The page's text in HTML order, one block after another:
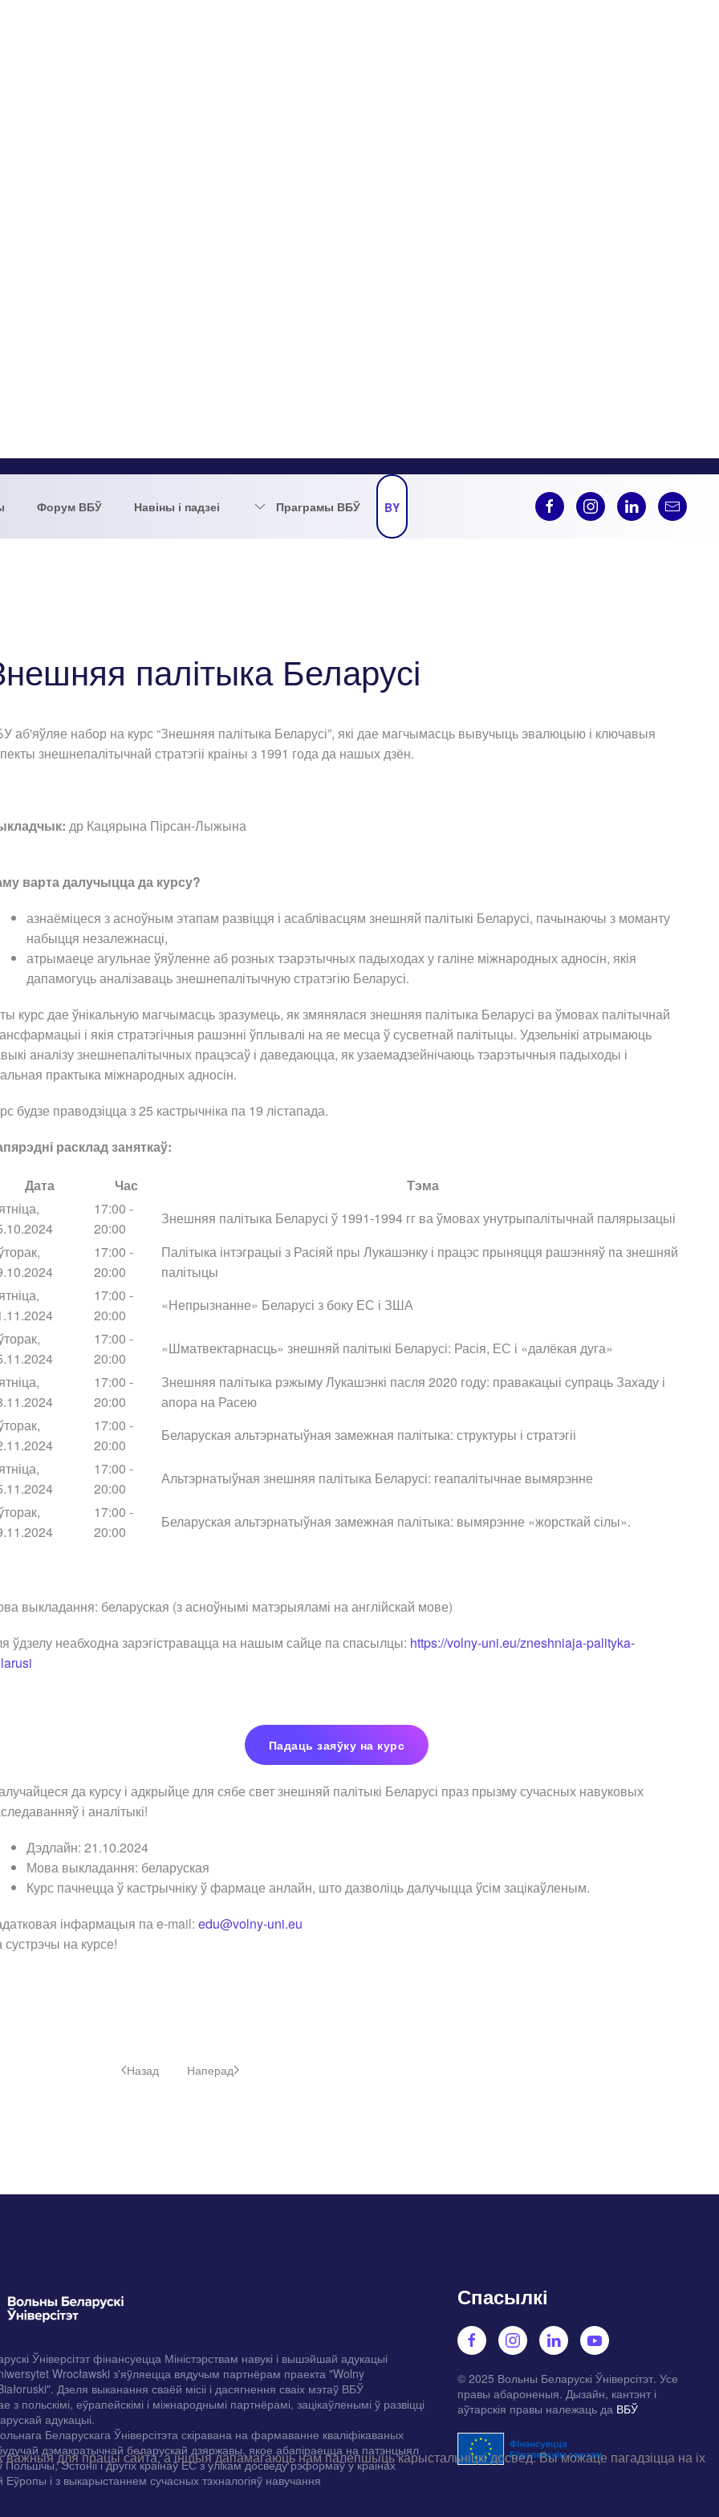
Форум ВБЎ Навіны і падзеі Праграмы ВБЎ BY
палітыка Беларусі
аб'яўляе набор на курс “Знешняя палітыка Беларусі”, які дае магчымасць вывучыць эвалюцыю і ключавыя
знешнепалітычнай стратэгіі краіны з 1991 года да нашых дзён.
др Кацярына Пірсан-Лыжына
варта далучыцца да курсу?
азнаёміцеся з асноўным этапам развіцця і асаблівасцям знешняй палітыкі Беларусі, пачынаючы з моманту
набыцця незалежнасці,
атрымаеце агульнае ўяўленне аб розных тэарэтычных падыходах у галіне міжнародных адносін, якія
дапамогуць аналізаваць знешнепалітычную стратэгію Беларусі.
курс дае ўнікальную магчымасць зразумець, як змянялася знешняя палітыка Беларусі ва ўмовах палітычнай
і якія стратэгічныя рашэнні ўплывалі на яе месца ў сусветнай палітыцы. Удзельнікі атрымаюць
аналізу знешнепалітычных працэсаў і даведаюцца, як узаемадзейнічаюць тэарэтычныя падыходы і
практыка міжнародных адносін.
будзе праводзіцца з 25 кастрычніка па 19 лістапада.
расклад заняткаў:
Дата Час
Тэма
17:00 -
20:00
Знешняя палітыка Беларусі ў 1991-1994 гг ва ўмовах унутрыпалітычнай палярызацыі
17:00 -
20:00
Палітыка інтэграцыі з Расіяй пры Лукашэнку і працэс прыняцця рашэнняў па знешняй
палітыцы
17:00 -
20:00
«Непрызнанне» Беларусі з боку ЕС і ЗША
17:00 -
20:00
«Шматвектарнасць» знешняй палітыкі Беларусі: Расія, ЕС і «далёкая дуга»
17:00 -
20:00
Знешняя палітыка рэжыму Лукашэнкі пасля 2020 году: правакацыі супраць Захаду і
апора на Расею
17:00 -
20:00
Беларуская альтэрнатыўная замежная палітыка: структуры і стратэгіі
17:00 -
20:00
Альтэрнатыўная знешняя палітыка Беларусі: геапалітычнае вымярэнне
17:00 -
20:00
Беларуская альтэрнатыўная замежная палітыка: вымярэнне «жорсткай сілы».
выкладання: беларуская (з асноўнымі матэрыяламі на англійскай мове)
ўдзелу неабходна зарэгістравацца на нашым сайце па спасылцы: https://volny-uni.eu/zneshniaja-palityka-
Падаць заяўку на курс
да курсу і адкрыйце для сябе свет знешняй палітыкі Беларусі праз прызму сучасных навуковых
і аналітыкі!
Дэдлайн: 21.10.2024
Мова выкладання: беларуская
Курс пачнецца ў кастрычніку ў фармаце анлайн, што дазволіць далучыцца ўсім зацікаўленым.
інфармацыя па e-mail:edu@volny-uni.eu
сустрэчы на курсе!
Назад Наперад
Ўніверсітэт фінансуецца Міністэрствам навукі і вышэйшай адукацыі
Wrocławski з'яўляецца вядучым партнёрам праекта "Wolny
Дзеля выканання сваёй місіі і дасягнення сваіх мэтаў ВБЎ
з польскімі, еўрапейскімі і міжнароднымі партнёрамі, зацікаўленымі ў развіцці
адукацыі.
Беларускага Ўніверсітэта скіравана на фармаванне кваліфікаваных
дэмакратычнай беларускай дзяржавы, якое абапіраецца на патэнцыял
Польшчы, Эстоніі і другіх краінаў ЕС з улікам досведу рэформаў у краінах
Еўропы і з выкарыстаннем сучасных тэхналогіяў навучання
Спасылкі
© 2025 Вольны Беларускі Ўніверсітэт. Усе
правы абароненыя. Дызайн, кантэнт і
аўтарскія правы належаць да ВБЎ
для працы сайта, а іншыя дапамагаюць нам палепшыць карыстальніцкі досвед. Вы можаце пагадзіцца на іх